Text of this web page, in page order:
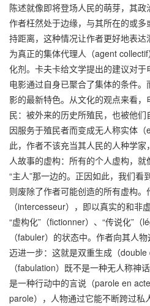
陈述就像即将登场人民的萌芽，其政
作者枉然处于边缘，与其所在的或
持距离，这种情况让作者更好地表
为真正的集体代理人（agent
化剂。卡夫卡给文学提出的建议对
电影通过自身已聚合了集体的条件
影的最新特色。从文化的观点来看
民：被外来的历史所殖民，也被他
因服务于殖民者而变成无人称实体
此，作者不该充当其人民的人种学
人故事的虚构：所有的个人虚构，
“主人”那一边的。正因如此，我们看
则废除了作者可能创造的所有虚构。
（intercesseur），即以真实的和非
“虚构化”（fictionner）、“传说化”（
（fabuler）的状态中。作者向其人
迈进一步：这就是双重生成（
（fabulation）既不是一种无人称神
是一种行动中的言说（parole en
parole），人物通过它能不断跨过私